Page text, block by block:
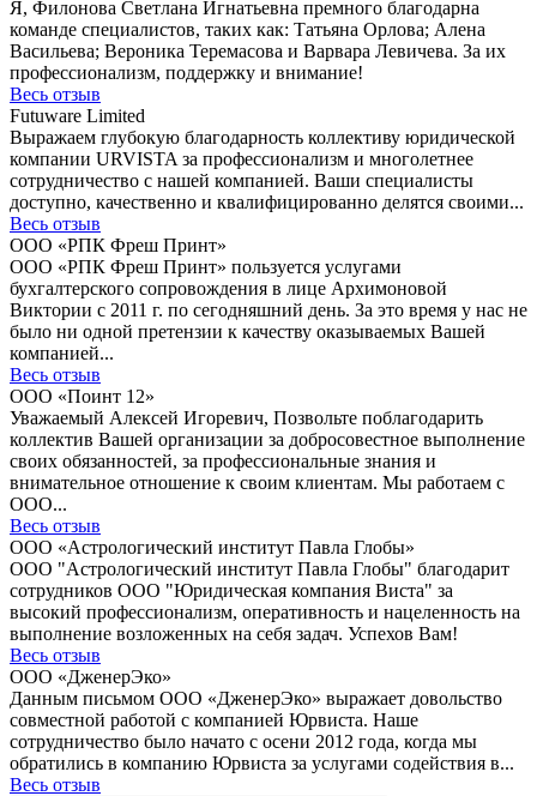
Я, Филонова Светлана Игнатьевна премного благодарна
команде специалистов, таких как: Татьяна Орлова; Алена
Васильева; Вероника Теремасова и Варвара Левичева. За их
профессионализм, поддержку и внимание!
Весь отзыв
Futuware Limited
Выражаем глубокую благодарность коллективу юридической
компании URVISTA за профессионализм и многолетнее
сотрудничество с нашей компанией. Ваши специалисты
доступно, качественно и квалифицированно делятся своими...
Весь отзыв
ООО «РПК Фреш Принт»
ООО «РПК Фреш Принт» пользуется услугами
бухгалтерского сопровождения в лице Архимоновой
Виктории с 2011 г. по сегодняшний день. За это время у нас не
было ни одной претензии к качеству оказываемых Вашей
компанией...
Весь отзыв
ООО «Поинт 12»
Уважаемый Алексей Игоревич, Позвольте поблагодарить
коллектив Вашей организации за добросовестное выполнение
своих обязанностей, за профессиональные знания и
внимательное отношение к своим клиентам. Мы работаем с
ООО...
Весь отзыв
ООО «Астрологический институт Павла Глобы»
ООО "Астрологический институт Павла Глобы" благодарит
сотрудников ООО "Юридическая компания Виста" за
высокий профессионализм, оперативность и нацеленность на
выполнение возложенных на себя задач. Успехов Вам!
Весь отзыв
ООО «ДженерЭко»
Данным письмом ООО «ДженерЭко» выражает довольство
совместной работой с компанией Юрвиста. Наше
сотрудничество было начато с осени 2012 года, когда мы
обратились в компанию Юрвиста за услугами содействия в...
Весь отзыв